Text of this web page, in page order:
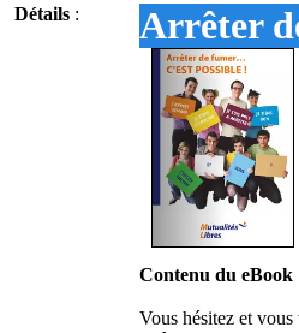
Détails : Arrêter
Contenu du eBook
Vous hésitez et